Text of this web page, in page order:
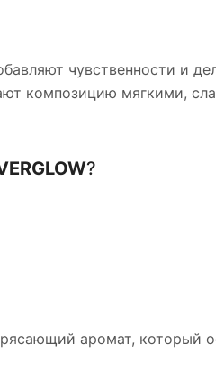
чувственности и
композицию мягкими,
?
аромат, который